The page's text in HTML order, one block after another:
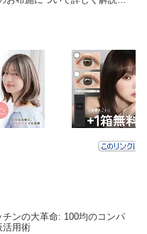
チンの大革命: 100均のコンパ
活用術